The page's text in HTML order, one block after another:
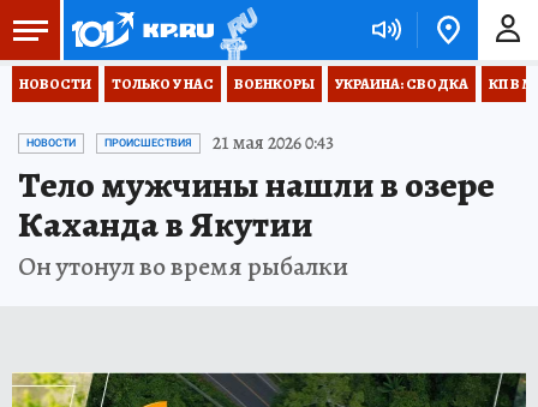
НОВОСТИ ТОЛЬКО У НАС ВОЕНКОРЫ УКРАИНА: СВОДКА КП В
НОВОСТИ ПРОИСШЕСТВИЯ 21 мая 2026 0:43
Тело мужчины нашли в озере
Каханда в Якутии
Он утонул во время рыбалки